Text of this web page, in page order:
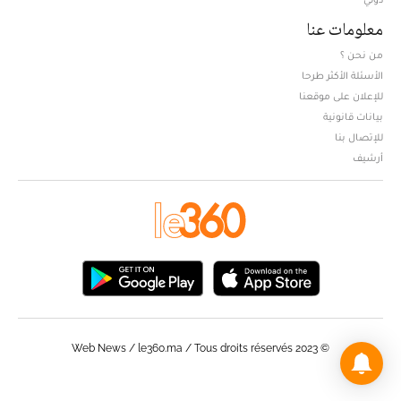
معلومات عنا
من نحن ؟
الأسئلة الأكثر طرحا
للإعلان على موقعنا
بيانات قانونية
للإتصال بنا
أرشيف
© Web News / le360.ma / Tous droits réservés 2023